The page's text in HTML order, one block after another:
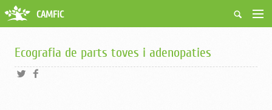
Qui som
Fes-te soci
Activitats
CAMFiC
Ecografia de parts toves i adenopaties